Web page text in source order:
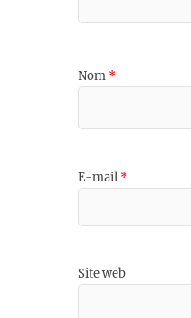
Nom *
E-mail *
Site web